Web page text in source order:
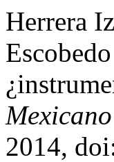
Herrera
2014,